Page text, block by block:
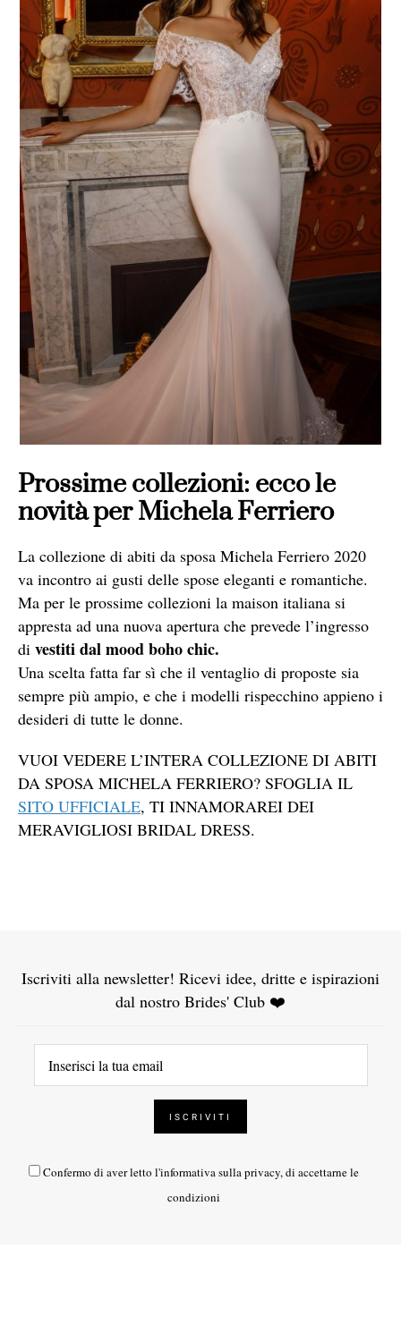
Prossime collezioni: ecco le
novità per Michela Ferriero
La collezione di abiti da sposa Michela Ferriero 2020
va incontro ai gusti delle spose eleganti e romantiche.
Ma per le prossime collezioni la maison italiana si
appresta ad una nuova apertura che prevede l’ingresso
di vestiti dal mood boho chic.
Una scelta fatta far sì che il ventaglio di proposte sia
sempre più ampio, e che i modelli rispecchino appieno i
desideri di tutte le donne.
VUOI VEDERE L’INTERA COLLEZIONE DI ABITI
DA SPOSA MICHELA FERRIERO? SFOGLIA IL
SITO UFFICIALE, TI INNAMORAREI DEI
MERAVIGLIOSI BRIDAL DRESS.
Iscriviti alla newsletter! Ricevi idee, dritte e ispirazioni
dal nostro Brides' Club ❤️
Confermo di aver letto l'informativa sulla privacy, di accettarne le
condizioni